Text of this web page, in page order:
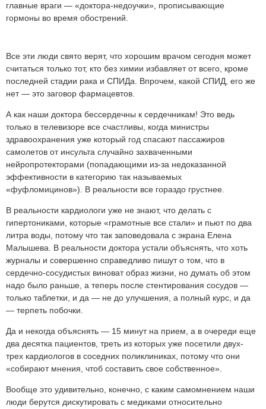
главные враги — «доктора-недоучки», прописывающие
гормоны во время обострений.
Все эти люди свято верят, что хорошим врачом сегодня может
считаться только тот, кто без химии избавляет от всего, кроме
последней стадии рака и СПИДа. Впрочем, какой СПИД, его же
нет — это заговор фармацевтов.
А как наши доктора бессердечны к сердечникам! Это ведь
только в телевизоре все счастливы, когда министры
здравоохранения уже который год спасают пассажиров
самолетов от инсульта случайно захваченными
нейропротекторами (попадающими из-за недоказанной
эффективности в категорию так называемых
«фуфломицинов»). В реальности все гораздо грустнее.
В реальности кардиологи уже не знают, что делать с
гипертониками, которые «грамотные все стали» и пьют по два
литра воды, потому что так заповедовала с экрана Елена
Малышева. В реальности доктора устали объяснять, что хоть
журналы и совершенно справедливо пишут о том, что в
сердечно-сосудистых виноват образ жизни, но думать об этом
надо было раньше, а теперь после стентирования сосудов —
только таблетки, и да — не до улучшения, а полный курс, и да
— терпеть побочки.
Да и некогда объяснять — 15 минут на прием, а в очереди еще
два десятка пациентов, треть из которых уже посетили двух-
трех кардиологов в соседних поликлиниках, потому что они
«собирают мнения, чтоб составить свое собственное».
Вообще это удивительно, конечно, с каким самомнением наши
люди берутся дискутировать с медиками относительно